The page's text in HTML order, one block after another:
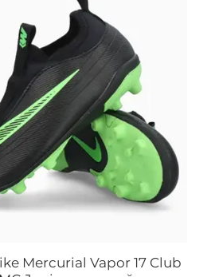
Mercurial Vapor 17 Club